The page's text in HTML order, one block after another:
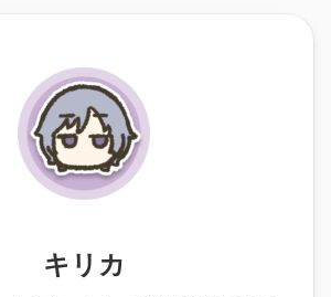
キリカ